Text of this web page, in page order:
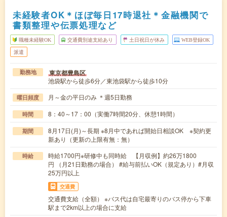
未経験者OK＊ほぼ毎日17時退社＊金融機関で
書類整理や伝票処理など
職種未経験OK 交通費別途支給あり 土日祝日が休み WEB登録OK
派遣
勤務地 東京都豊島区
池袋駅から徒歩6分／東池袋駅から徒歩10分
曜日頻度 月～金の平日のみ ＊週5日勤務
時間 8：40～17：00（実働7時間20分、休憩1時間）
期間
8月17日(月)～長期 ※8月中であれば開始日相談OK ※契約更
新あり（更新の上限有無：無）
時給
時給1700円※研修中も同時給 【月収例】約26万1800
円 （月21日勤務の場合） #給与前払いOK（規定あり）#月収
25万円以上
交通費
交通費支給（全額） ※バス代は自宅最寄りのバス停から下車
駅まで2km以上の場合に支給